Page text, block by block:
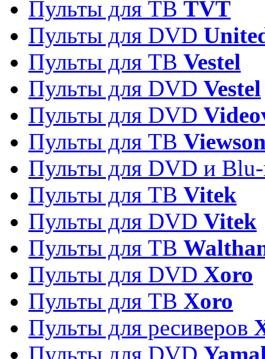
Пульты для ТВ TVT
Пульты для DVD
Пульты для ТВ Vestel
Пульты для DVD Vestel
Пульты для DVD
Пульты для ТВ
Пульты для DVD и
Пульты для ТВ Vitek
Пульты для DVD Vitek
Пульты для ТВ
Пульты для DVD Xoro
Пульты для ТВ Xoro
Пульты для ресиверов
Пульты для DVD